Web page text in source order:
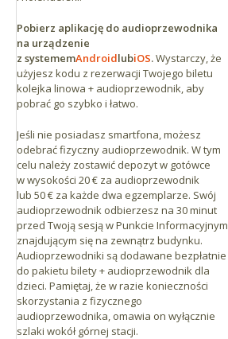
Pobierz aplikację do audioprzewodnika
na urządzenie
z systememAndroidlubiOS.Wystarczy, że
użyjesz kodu z rezerwacji Twojego biletu
kolejka linowa + audioprzewodnik, aby
pobrać go szybko i łatwo.
Jeśli nie posiadasz smartfona, możesz
odebrać fizyczny audioprzewodnik. W tym
celu należy zostawić depozyt w gotówce
w wysokości 20 € za audioprzewodnik
lub 50 € za każde dwa egzemplarze. Swój
audioprzewodnik odbierzesz na 30 minut
przed Twoją sesją w Punkcie Informacyjnym
znajdującym się na zewnątrz budynku.
Audioprzewodniki są dodawane bezpłatnie
do pakietu bilety + audioprzewodnik dla
dzieci. Pamiętaj, że w razie konieczności
skorzystania z fizycznego
audioprzewodnika, omawia on wyłącznie
szlaki wokół górnej stacji.